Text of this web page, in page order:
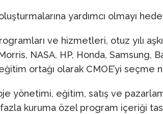
yardımcı olmayı
ve hizmetleri, otuz yılı
NASA, HP, Honda, Samsung,
ortağı olarak CMOE’yi seçme
yönetimi, eğitim, satış ve
kuruma özel program içeriği